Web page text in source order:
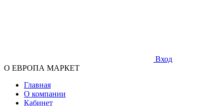
Вход
О ЕВРОПА МАРКЕТ
Главная
О компании
Кабинет